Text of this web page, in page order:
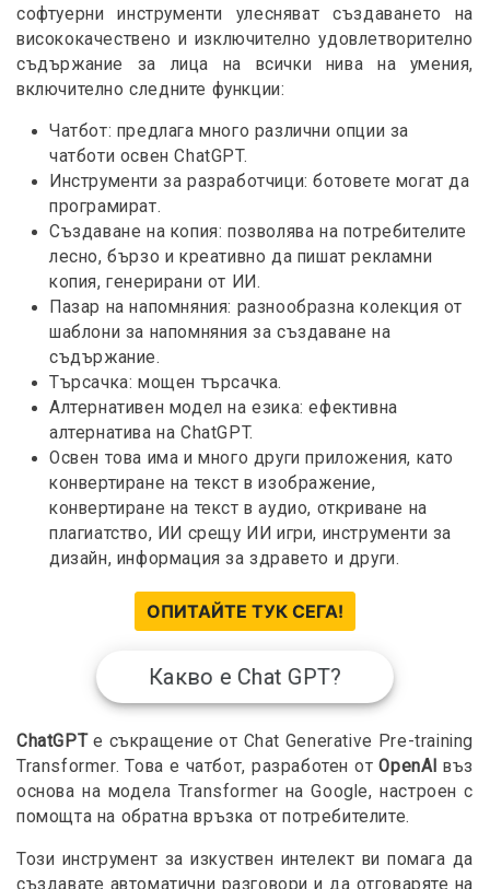
софтуерни инструменти улесняват създаването на
висококачествено и изключително удовлетворително
съдържание за лица на всички нива на умения,
включително следните функции:
Чатбот: предлага много различни опции за
чатботи освен ChatGPT.
Инструменти за разработчици: ботовете могат да
програмират.
Създаване на копия: позволява на потребителите
лесно, бързо и креативно да пишат рекламни
копия, генерирани от ИИ.
Пазар на напомняния: разнообразна колекция от
шаблони за напомняния за създаване на
съдържание.
Търсачка: мощен търсачка.
Алтернативен модел на езика: ефективна
алтернатива на ChatGPT.
Освен това има и много други приложения, като
конвертиране на текст в изображение,
конвертиране на текст в аудио, откриване на
плагиатство, ИИ срещу ИИ игри, инструменти за
дизайн, информация за здравето и други.
ОПИТАЙТЕ ТУК СЕГА!
Какво е Chat GPT?
ChatGPTе съкращение от Chat Generative Pre-training
Transformer. Това е чатбот, разработен отOpenAI въз
основа на модела Transformer на Google, настроен с
помощта на обратна връзка от потребителите.
Този инструмент за изкуствен интелект ви помага да
създавате автоматични разговори и да отговаряте на